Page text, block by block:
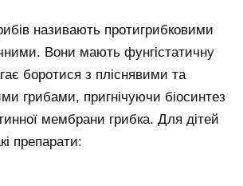
називають протигрибковими
Вони мають фунгістатичну
боротися з пліснявими та
грибами, пригнічуючи біосинтез
мембрани грибка. Для дітей
препарати: